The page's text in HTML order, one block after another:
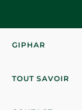
GIPHAR
TOUT SAVOIR